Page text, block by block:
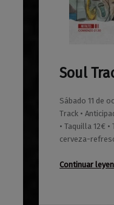
Soul
Sábado 11 de
Track •
• Taquilla 12€ •
cerveza-
Continuar
01/08/2025
0
Maravillas